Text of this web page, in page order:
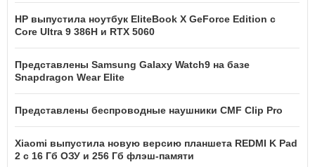
HP выпустила ноутбук EliteBook X GeForce Edition с
Core Ultra 9 386H и RTX 5060
Представлены Samsung Galaxy Watch9 на базе
Snapdragon Wear Elite
Представлены беспроводные наушники CMF Clip Pro
Xiaomi выпустила новую версию планшета REDMI K Pad
2 с 16 Гб ОЗУ и 256 Гб флэш-памяти